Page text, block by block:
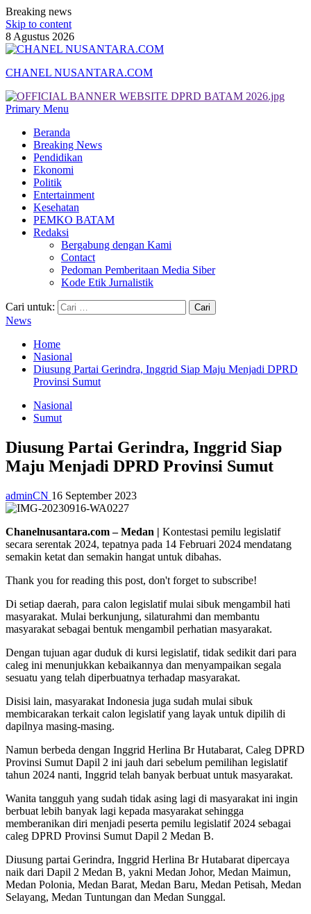
Breaking news
Skip to content
8 Agustus 2026
CHANEL NUSANTARA.COM
Primary Menu
Beranda
Breaking News
Pendidikan
Ekonomi
Politik
Entertainment
Kesehatan
PEMKO BATAM
Redaksi
Bergabung dengan Kami
Contact
Pedoman Pemberitaan Media Siber
Kode Etik Jurnalistik
Cari untuk:
News
Home
Nasional
Diusung Partai Gerindra, Inggrid Siap Maju Menjadi DPRD
Provinsi Sumut
Nasional
Sumut
Diusung Partai Gerindra, Inggrid Siap
Maju Menjadi DPRD Provinsi Sumut
adminCN 16 September 2023
Chanelnusantara.com – Medan | Kontestasi pemilu legislatif
secara serentak 2024, tepatnya pada 14 Februari 2024 mendatang
semakin ketat dan semakin hangat untuk dibahas.
Thank you for reading this post, don't forget to subscribe!
Di setiap daerah, para calon legislatif mulai sibuk mengambil hati
masyarakat. Mulai berkunjung, silaturahmi dan membantu
masyarakat sebagai bentuk mengambil perhatian masyarakat.
Dengan tujuan agar duduk di kursi legislatif, tidak sedikit dari para
caleg ini menunjukkan kebaikannya dan menyampaikan segala
sesuatu yang telah diperbuatnya terhadap masyarakat.
Disisi lain, masyarakat Indonesia juga sudah mulai sibuk
membicarakan terkait calon legislatif yang layak untuk dipilih di
dapilnya masing-masing.
Namun berbeda dengan Inggrid Herlina Br Hutabarat, Caleg DPRD
Provinsi Sumut Dapil 2 ini jauh dari sebelum pemilihan legislatif
tahun 2024 nanti, Inggrid telah banyak berbuat untuk masyarakat.
Wanita tangguh yang sudah tidak asing lagi di masyarakat ini ingin
berbuat lebih banyak lagi kepada masyarakat sehingga
memberanikan diri menjadi peserta pemilu legislatif 2024 sebagai
caleg DPRD Provinsi Sumut Dapil 2 Medan B.
Diusung partai Gerindra, Inggrid Herlina Br Hutabarat dipercaya
naik dari Dapil 2 Medan B, yakni Medan Johor, Medan Maimun,
Medan Polonia, Medan Barat, Medan Baru, Medan Petisah, Medan
Selayang, Medan Tuntungan dan Medan Sunggal.